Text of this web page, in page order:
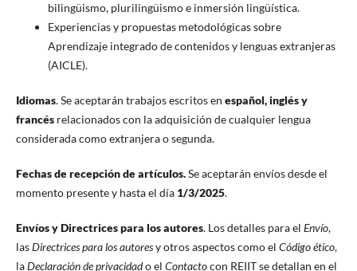
bilingüismo, plurilingüismo e inmersión lingüística.
Experiencias y propuestas metodológicas sobre
Aprendizaje integrado de contenidos y lenguas extranjeras
(AICLE).
Idiomas. Se aceptarán trabajos escritos en español, inglés y
francésrelacionados con la adquisición de cualquier lengua
considerada como extranjera o segunda.
Fechas de recepción de artículos.Se aceptarán envíos desde el
momento presente y hasta el día 1/3/2025.
Envíos y Directrices para los autores. Los detalles para el Envío,
lasDirectrices para los autoresy otros aspectos como el Código ético,
laDeclaración de privacidado el Contactocon REIIT se detallan en el